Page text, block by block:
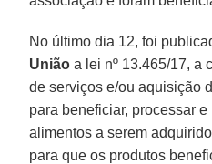
No último dia 12, foi
União a lei nº 13.465/17, a
de serviços e/ou aquisição
para beneficiar, processar
alimentos a serem
para que os produtos